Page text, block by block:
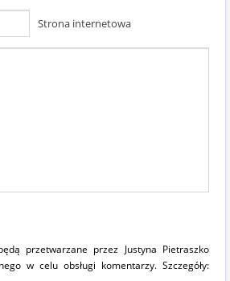
Strona internetowa
przetwarzane przez Justyna Pietraszko
w celu obsługi komentarzy. Szczegóły: